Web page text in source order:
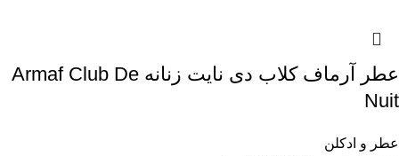
عطر آرماف کلاب دی نایت زنانه Armaf Club De
Nuit
عطر و ادکلن